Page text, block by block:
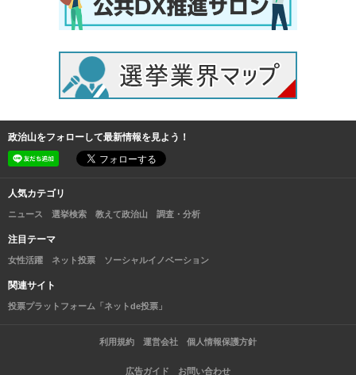
政治山をフォローして最新情報を見よう！
人気カテゴリ
ニュース 選挙検索 教えて政治山 調査・分析
注目テーマ
女性活躍 ネット投票 ソーシャルイノベーション
関連サイト
投票プラットフォーム「ネットde投票」
利用規約 運営会社 個人情報保護方針
広告ガイド お問い合わせ